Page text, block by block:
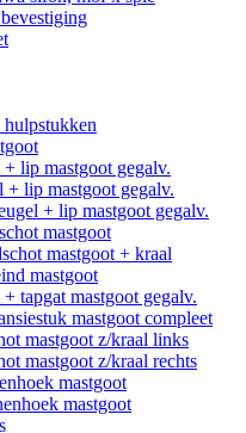
lip mastgoot gegalv.
+ lip mastgoot gegalv.
+ lip mastgoot gegalv.
mastgoot
mastgoot + kraal
mastgoot
tapgat mastgoot gegalv.
mastgoot compleet
mastgoot z/kraal links
mastgoot z/kraal rechts
mastgoot
mastgoot